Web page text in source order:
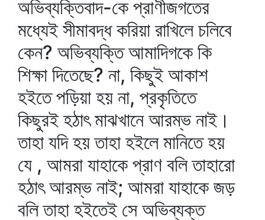
অভিব্যক্তিবাদ-কে প্রাণীজগতের
মধ্যেই সীমাবদ্ধ করিয়া রাখিলে চলিবে
কেন? অভিব্যক্তি আমাদিগকে কি
শিক্ষা দিতেছে? না, কিছুই আকাশ
হইতে পড়িয়া হয় না, প্রকৃতিতে
কিছুরই হঠাৎ মাঝখানে আরম্ভ নাই।
তাহা যদি হয় তাহা হইলে মানিতে হয়
যে , আমরা যাহাকে প্রাণ বলি তাহারো
হঠাৎ আরম্ভ নাই; আমরা যাহাকে জড়
বলি তাহা হইতেই সে অভিব্যক্ত